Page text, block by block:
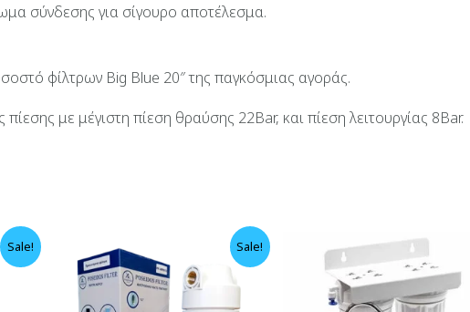
σύνδεσης για σίγουρο αποτέλεσμα.
φίλτρων Big Blue 20″ της παγκόσμιας αγοράς.
πίεσης με μέγιστη πίεση θραύσης 22Bar, και πίεση λειτουργίας 8Bar.
Sale! Sale!